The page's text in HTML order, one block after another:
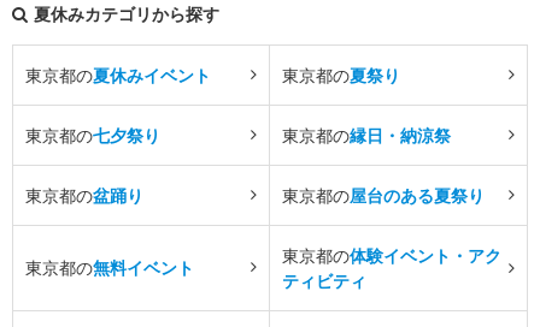
夏休みカテゴリから探す
東京都の夏休みイベント 東京都の夏祭り
東京都の七夕祭り 東京都の縁日・納涼祭
東京都の盆踊り 東京都の屋台のある夏祭り
東京都の無料イベント
東京都の体験イベント・アク
ティビティ